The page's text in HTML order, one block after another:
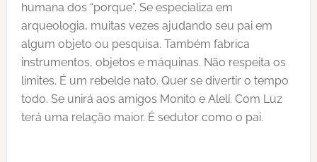
humana dos “porque”. Se especializa em
arqueologia, muitas vezes ajudando seu pai em
algum objeto ou pesquisa. Também fabrica
instrumentos, objetos e máquinas. Não respeita os
limites. É um rebelde nato. Quer se divertir o tempo
todo. Se unirá aos amigos Monito e Alelí. Com Luz
terá uma relação maior. É sedutor como o pai.